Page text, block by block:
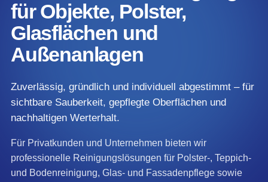
für Objekte, Polster,
Glasflächen und
Außenanlagen
Zuverlässig, gründlich und individuell abgestimmt – für
sichtbare Sauberkeit, gepflegte Oberflächen und
nachhaltigen Werterhalt.
Für Privatkunden und Unternehmen bieten wir
professionelle Reinigungslösungen für Polster-, Teppich-
und Bodenreinigung, Glas- und Fassadenpflege sowie